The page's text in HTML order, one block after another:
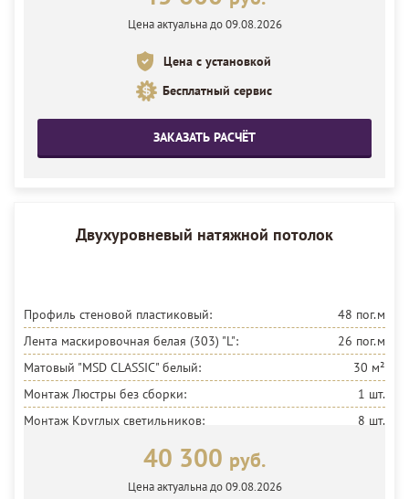
Цена актуальна до 09.08.2026
Цена с установкой
Бесплатный сервис
ЗАКАЗАТЬ РАСЧЁТ
Двухуровневый натяжной потолок
Профиль стеновой пластиковый:
48 пог.м
Лента маскировочная белая (303) "L":
26 пог.м
Матовый "MSD CLASSIC" белый:
30 м²
Монтаж Люстры без сборки:
1 шт.
Монтаж Круглых светильников:
8 шт.
40 300 руб.
Цена актуальна до 09.08.2026